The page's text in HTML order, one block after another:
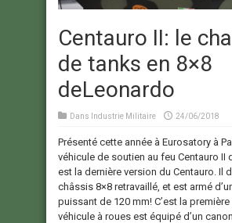
Centauro II: le
de tanks en 8×8
deLeonardo
Dans Industrie Militaire 24/06/2018
Présenté cette année à Eurosatory à
véhicule de soutien au feu Centauro II
est la dernière version du Centauro. Il
châssis 8×8 retravaillé, et est armé
puissant de 120 mm! C’est la première
véhicule à roues est équipé d’un